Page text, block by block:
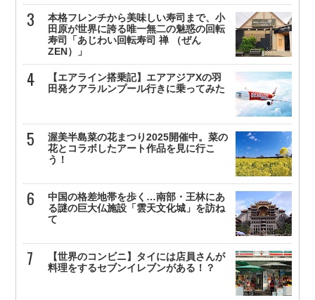
本格フレンチから美味しい寿司まで、小
田原が世界に誇る唯一無二の魅惑の回転
寿司「あじわい回転寿司 禅 （ぜん
ZEN）」
【エアライン搭乗記】エアアジアXの羽
田発クアラルンプール行きに乗ってみた
渥美半島菜の花まつり2025開催中。菜の
花とコラボしたアート作品を見に行こ
う！
中国の格差地帯を歩く…南部・王林にあ
る謎の巨大仏施設「雲天文化城」を訪ね
て
【世界のコンビニ】タイには店員さんが
料理をするセブンイレブンがある！？